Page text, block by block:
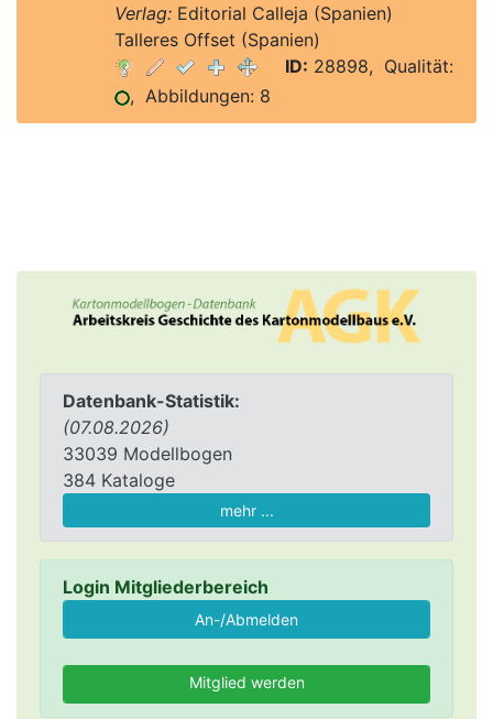
Datenbank-Statistik:
(07.08.2026)
33039 Modellbogen
384 Kataloge
mehr ...
Login Mitgliederbereich
Mitglied werden
Verlag:Editorial Calleja (Spanien)
Talleres Offset (Spanien)
ID: 28898, Qualität:
, Abbildungen: 8